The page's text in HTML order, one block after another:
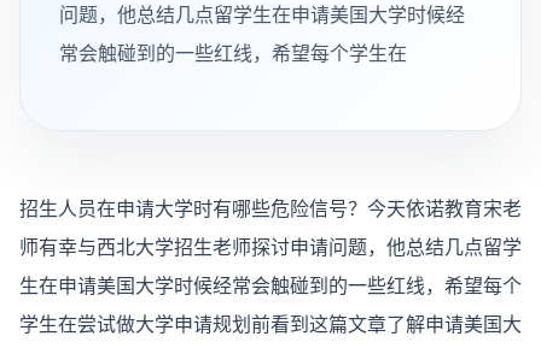
问题，他总结几点留学生在申请美国大学时候经
常会触碰到的一些红线，希望每个学生在
招生人员在申请大学时有哪些危险信号？ 今天依诺教育宋老
师有幸与西北大学招生老师探讨申请问题，他总结几点留学
生在申请美国大学时候经常会触碰到的一些红线，希望每个
学生在尝试做大学申请规划前看到这篇文章了解申请美国大